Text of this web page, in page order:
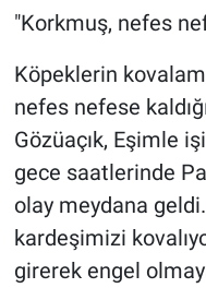
"Korkmuş, nefes
Köpeklerin
nefes nefese
Gözüaçık, Eşimle
gece saatlerinde
olay meydana
kardeşimizi
girerek engel